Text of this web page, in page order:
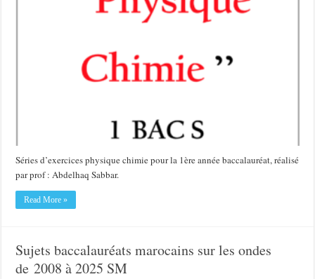
Séries d’exercices physique chimie pour la 1ère année baccalauréat, réalisé
par prof : Abdelhaq Sabbar.
Read More »
Sujets baccalauréats marocains sur les ondes
de 2008 à 2025 SM